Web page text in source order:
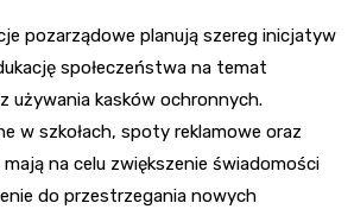
pozarządowe planują szereg inicjatyw
społeczeństwa na temat
używania kasków ochronnych.
w szkołach, spoty reklamowe oraz
na celu zwiększenie świadomości
do przestrzegania nowych